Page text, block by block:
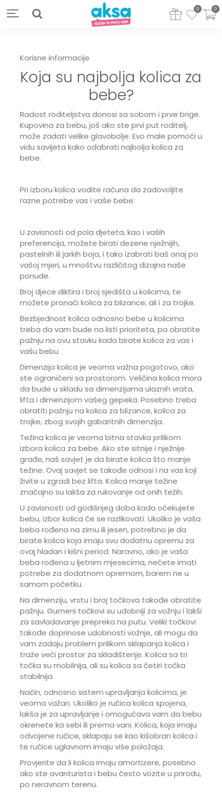
0
0
Korisne informacije
Koja su najbolja kolica za
bebe?
Radost roditeljstva donosi sa sobom i prve brige.
Kupovina za bebu, još ako ste prvi put roditelj,
može zadati velike glavobolje. Evo male pomoći u
vidu savijeta kako odabrati najbolja kolica za
bebe.
Pri izboru kolica vodite računa da zadovoljite
razne potrebe vas i vaše bebe:
U zavisnosti od pola djeteta, kao i vaših
preferencija, možete birati dezene nježnijih,
pastelnih ili jarkih boja, i tako izabrati baš onaj po
vašoj mjeri, u mnoštvu različitog dizajna naše
ponude.
Broj djece diktira i broj sjedišta u kolicima, te
možete pronaći kolica za blizance, ali i za trojke.
Bezbjednost kolica odnosno bebe u kolicima
treba da vam bude na listi prioriteta, pa obratite
pažnju na ovu stavku kada birate kolica za vas i
vašu bebu.
Dimenzija kolica je veoma važna pogotovo, ako
ste ograničeni sa prostorom. Veličina kolica mora
da bude u skladu sa dimenzijama ulaznih vrata,
lifta i dimenzijom vašeg gepeka. Posebno treba
obratiti pažnju na kolica za blizance, kolica za
trojke, zbog svojih gabaritnih dimenzija.
Težina kolica je veoma bitna stavka prilikom
izbora kolica za bebe. Ako ste sitnije i nježnije
građe, naš savjet je da birate kolica što manje
težine. Ovaj savjet se takođe odnosi i na vas koji
živite u zgradi bez lifta. Kolica manje težine
značajno su lakša za rukovanje od onih težih.
U zavisnosti od godišnjeg doba kada očekujete
bebu, izbor kolica će se razlikovati. Ukoliko je vaša
beba rođena na zimu ili jesen, potrebno je da
birate kolica koja imaju svu dodatnu opremu za
ovaj hladan i kišni period. Naravno, ako je vaša
beba rođena u ljetnim mjesecima, nećete imati
potrebe za dodatnom opremom, barem ne u
samom početku.
Na dimenziju, vrstu i broj točkova takođe obratite
pažnju. Gumeni točkovi su udobniji za vožnju i lakši
za savladavanje prepreka na putu. Veliki točkovi
takođe doprinose udobnosti vožnje, ali mogu da
vam zadaju problem prilikom sklapanja kolica i
traže veći prostor za skladištenje. Kolica sa tri
točka su mobilnija, ali su kolica sa četiri točka
stabilnija.
Način, odnosno sistem upravljanja kolicima, je
veoma važan. Ukoliko je ručica kolica spojena,
lakša je za upravljanje i omogućava vam da bebu
okrenete ka sebi ili prema vani. Kolica, koja imaju
odvojene ručice, sklapaju se kao kišobran kolica i
te ručice uglavnom imaju više položaja.
Provjerite da li kolica imaju amortizere, posebno
ako ste avanturista i bebu često vozite u prirodu,
po neravnom terenu.